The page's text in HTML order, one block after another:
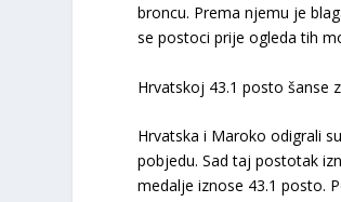
broncu. Prema njemu je
se postoci prije ogleda tih
Hrvatskoj 43.1 posto šanse
Hrvatska i Maroko odigrali
pobjedu. Sad taj postotak
medalje iznose 43.1 posto.